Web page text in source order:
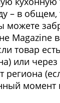
– в общем,
можете
Magazine
товар
или
региона
момент